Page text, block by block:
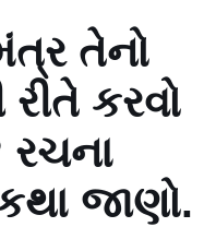
તેનો
કરવો
જાણો.